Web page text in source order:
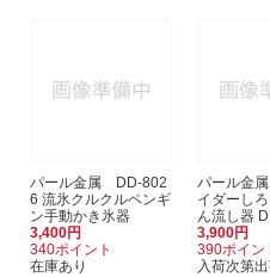
パール金属 DD-802
6 流氷クルクルペンギ
ン手動かき氷器
3,400円
340ポイント
在庫あり
パール金
イダーし
ん流し器
3,900円
390ポイン
入荷次第